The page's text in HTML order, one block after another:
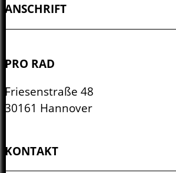
ANSCHRIFT
PRO RAD
Friesenstraße 48
30161 Hannover
KONTAKT